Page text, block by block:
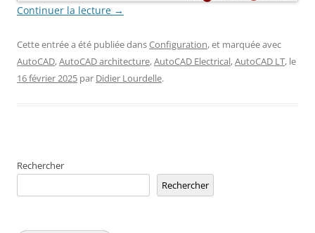
Continuer la lecture →
Cette entrée a été publiée dansConfiguration, et marquée avec
AutoCAD,AutoCAD architecture,AutoCAD Electrical,AutoCAD LT, le
16 février 2025 par Didier Lourdelle.
Rechercher
Rechercher